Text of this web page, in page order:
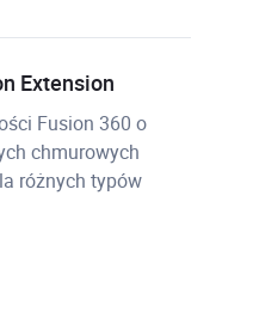
Extension
Fusion 360 o
chmurowych
różnych typów